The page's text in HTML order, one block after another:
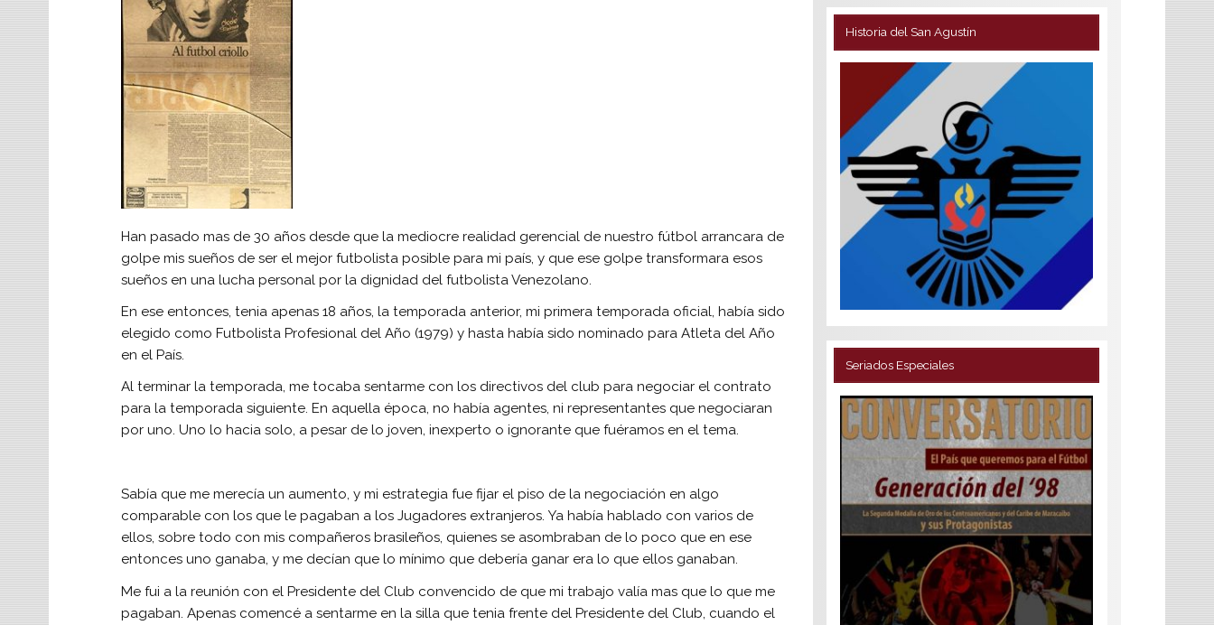
Han pasado mas de 30 años desde que la mediocre realidad gerencial de nuestro fútbol arrancara de
golpe mis sueños de ser el mejor futbolista posible para mi país, y que ese golpe transformara esos
sueños en una lucha personal por la dignidad del futbolista Venezolano.
En ese entonces, tenia apenas 18 años, la temporada anterior, mi primera temporada oficial, había sido
elegido como Futbolista Profesional del Año (1979) y hasta había sido nominado para Atleta del Año
en el País.
Al terminar la temporada, me tocaba sentarme con los directivos del club para negociar el contrato
para la temporada siguiente. En aquella época, no había agentes, ni representantes que negociaran
por uno. Uno lo hacia solo, a pesar de lo joven, inexperto o ignorante que fuéramos en el tema.
Sabía que me merecía un aumento, y mi estrategia fue fijar el piso de la negociación en algo
comparable con los que le pagaban a los Jugadores extranjeros. Ya había hablado con varios de
ellos, sobre todo con mis compañeros brasileños, quienes se asombraban de lo poco que en ese
entonces uno ganaba, y me decían que lo mínimo que debería ganar era lo que ellos ganaban.
Me fui a la reunión con el Presidente del Club convencido de que mi trabajo valía mas que lo que me
pagaban. Apenas comencé a sentarme en la silla que tenia frente del Presidente del Club, cuando el
Historia del San Agustín
Seriados Especiales